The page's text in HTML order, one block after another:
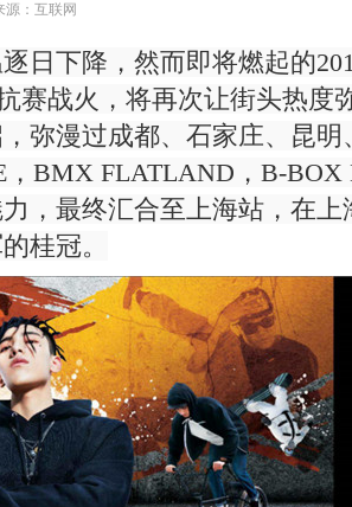
源：互联网
日下降，然而即将燃起的
赛战火，将再次让街头热度
弥漫过成都、石家庄、昆
BMX FLATLAND，B-BOX
，最终汇合至上海站，在
桂冠。